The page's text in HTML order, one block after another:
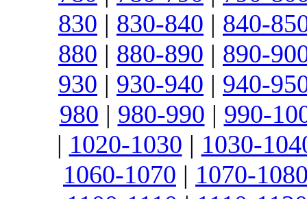
830 | 830-840 | 840-
880 | 880-890 | 890-
930 | 930-940 | 940-
980 | 980-990 | 990-
| 1020-1030 | 1030-
1060-1070 | 1070-